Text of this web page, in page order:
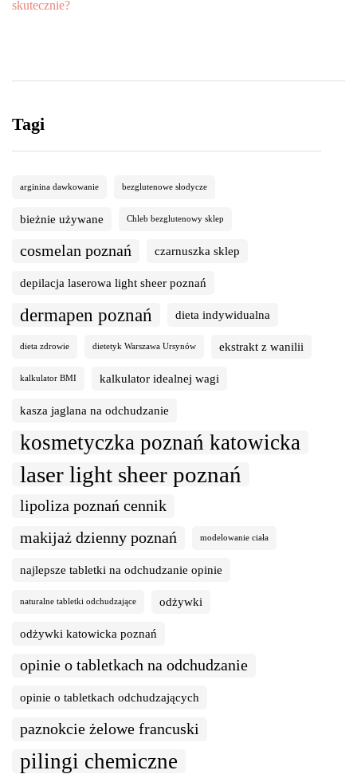
Tagi
arginina dawkowanie bezglutenowe słodycze
bieżnie używane Chleb bezglutenowy sklep
cosmelan poznań czarnuszka sklep
depilacja laserowa light sheer poznań
dermapen poznań dieta indywidualna
dieta zdrowie dietetyk Warszawa Ursynów ekstrakt z wanilii
kalkulator BMI kalkulator idealnej wagi
kasza jaglana na odchudzanie
kosmetyczka poznań katowicka
laser light sheer poznań
lipoliza poznań cennik
makijaż dzienny poznań
modelowanie ciała
najlepsze tabletki na odchudzanie opinie
naturalne tabletki odchudzające odżywki
odżywki katowicka poznań
opinie o tabletkach na odchudzanie
opinie o tabletkach odchudzających
paznokcie żelowe francuski
pilingi chemiczne